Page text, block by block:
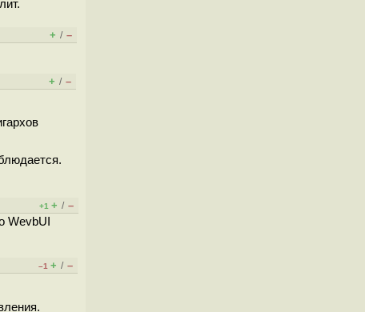
+ / –
+ / –
+1 + / –
WevbUI
–1 + / –